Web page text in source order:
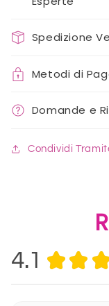
Spedizione
Metodi di
Domande e
Condividi
4.1 ★ ★ ★